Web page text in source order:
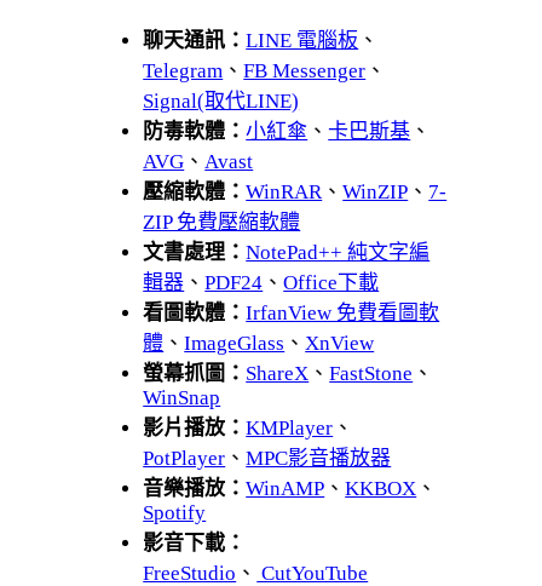
聊天通訊：LINE 電腦板 、
Telegram 、FB Messenger 、
Signal(取代LINE)
防毒軟體：小紅傘 、卡巴斯基 、
AVG 、 Avast
壓縮軟體：WinRAR 、WinZIP 、 7-
ZIP 免費壓縮軟體
文書處理：NotePad++ 純文字編
輯器 、PDF24 、Office下載
看圖軟體：IrfanView 免費看圖軟
體 、ImageGlass 、 XnView
螢幕抓圖： ShareX 、FastStone 、
WinSnap
影片播放：KMPlayer 、
PotPlayer 、MPC影音播放器
音樂播放：WinAMP 、KKBOX 、
Spotify
影音下載：
FreeStudio 、 CutYouTube